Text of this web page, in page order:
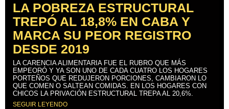
LA POBREZA ESTRUCTURAL
TREPÓ AL 18,8% EN CABA Y
MARCA SU PEOR REGISTRO
DESDE 2019
LA CARENCIA ALIMENTARIA FUE EL RUBRO QUE MÁS
EMPEORÓ Y YA SON UNO DE CADA CUATRO LOS HOGARES
PORTEÑOS QUE REDUJERON PORCIONES, CAMBIARON LO
QUE COMEN O SALTEAN COMIDAS. EN LOS HOGARES CON
CHICOS LA PRIVACIÓN ESTRUCTURAL TREPA AL 20,6%.
SEGUIR LEYENDO